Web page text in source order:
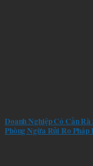
Doanh Nghiệp Có Cần
Phòng Ngừa Rủi Ro Pháp